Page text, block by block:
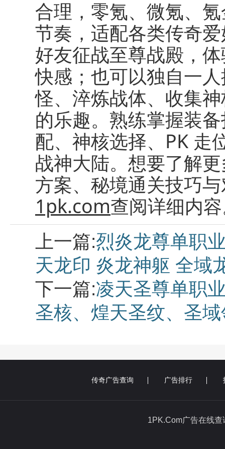
合理，零氪、微氪、
节奏，适配各类传奇
好友征战至尊战殿，
快感；也可以独自一
怪、淬炼战体、收集
的乐趣。熟练掌握装
配、神核选择、PK 走
战神大陆。想要了解
方案、秘境通关技巧
1pk.com查阅详细内
上一篇:烈炎龙尊单职
天龙印 炎龙神躯 全域
下一篇:凌天圣尊单职
圣核、煌天圣纹、圣
传奇广告查询 广告排行
1PK.Com广告在